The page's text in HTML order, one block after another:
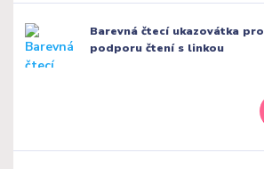
Barevná čtecí ukazovátka pro
podporu čtení s linkou